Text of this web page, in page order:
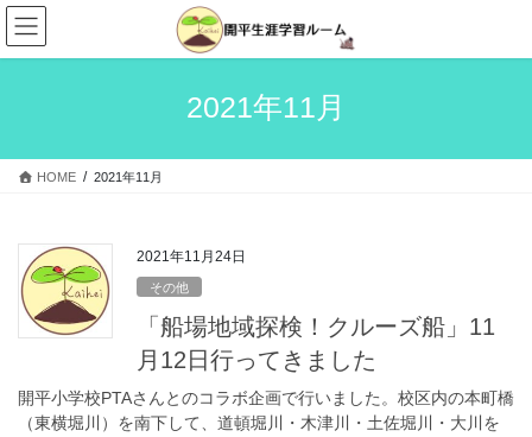
コ
ン
テ
ス
ナ
ビ
ゲ
ン
2021年11月
HOME 2021年11月
2021年11月24日
その他
「船場地域探検！クルーズ船」11
月12日行ってきました
開平小学校PTAさんとのコラボ企画で行いました。校区内の本町橋
（東横堀川）を南下して、道頓堀川・木津川・土佐堀川・大川を